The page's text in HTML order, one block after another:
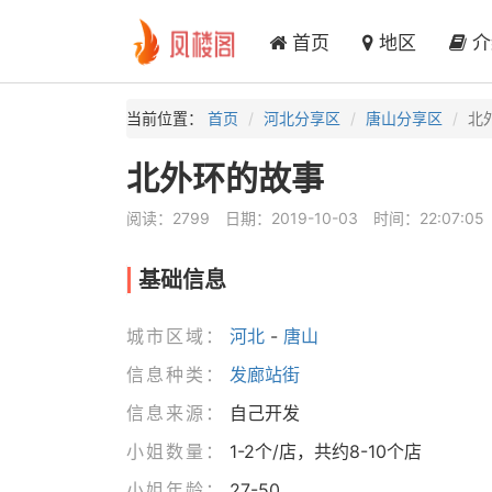
首页 地区 介
当前位置： 首页 河北分享区 唐山分享区 北
北外环的故事
阅读：2799 日期：2019-10-03 时间：22:07:05
基础信息
城市区域： 河北- 唐山
信息种类：
发廊站街
信息来源：
自己开发
小姐数量：
1-2个/店，共约8-10个店